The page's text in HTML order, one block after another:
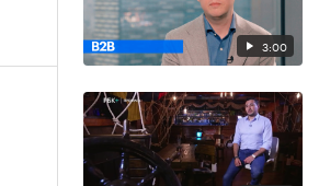
3:00